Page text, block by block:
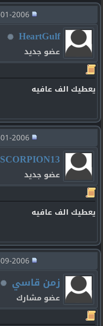
HeartGulf
عضو جديد
يعطيك الف عافيه
SCORPION13
عضو جديد
يعطيك الف عافيه
زمن قاسي
عضو مشارك